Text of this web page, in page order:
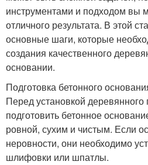
инструментами и подходом вы
отличного результата. В этой
основные шаги, которые
создания качественного
основании.
Подготовка бетонного
Перед установкой
подготовить бетонное
ровной, сухим и чистым. Если
неровности, они необходимо
шлифовки или шпатлы.